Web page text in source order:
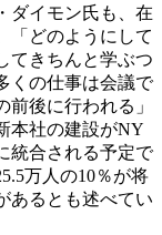
ダイモン氏も、在
「どのようにして
てきちんと学ぶつ
くの仕事は会議で
後に行われる」
本社の建設がNY
統合される予定で
万人の10％が将
あるとも述べてい